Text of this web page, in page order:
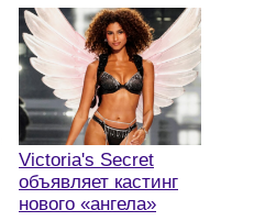
Victoria's Secret
объявляет кастинг
нового «ангела»